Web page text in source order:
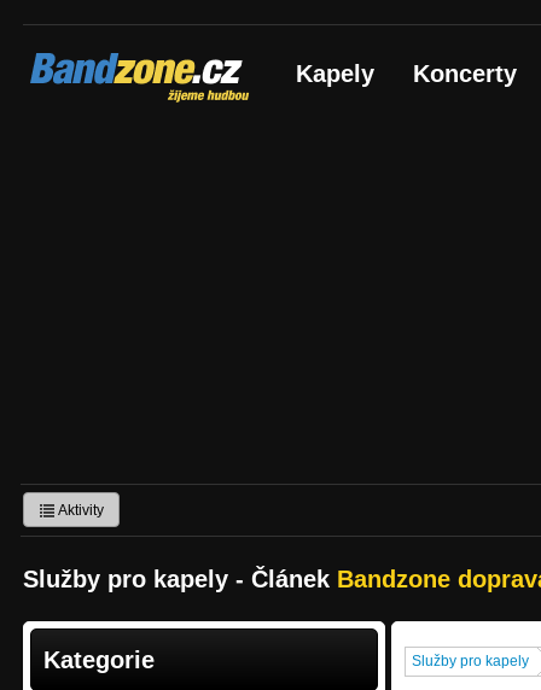
Bandzone.cz
žijeme hudbou Kapely Koncerty
Aktivity
Služby pro kapely - Článek Bandzone
Kategorie Služby pro kapely